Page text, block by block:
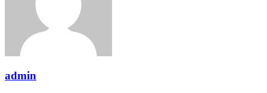
admin